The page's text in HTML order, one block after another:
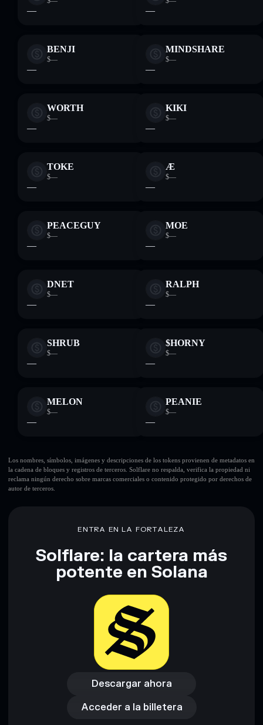
— —
BENJI
$—
—
MINDSHARE
$—
—
WORTH
$—
—
KIKI
$—
—
TOKE
$—
—
Æ
$—
—
PEACEGUY
$—
—
MOE
$—
—
DNET
$—
—
RALPH
$—
—
SHRUB
$—
—
$HORNY
$—
—
MELON
$—
—
PEANIE
$—
—
Los nombres, símbolos, imágenes y descripciones de los tokens provienen de metadatos en
la cadena de bloques y registros de terceros. Solflare no respalda, verifica la propiedad ni
reclama ningún derecho sobre marcas comerciales o contenido protegido por derechos de
autor de terceros.
ENTRA EN LA FORTALEZA
Solflare: la cartera más
potente en Solana
Descargar ahora
Descargar ahora
Acceder a la billetera
Acceder a la billetera